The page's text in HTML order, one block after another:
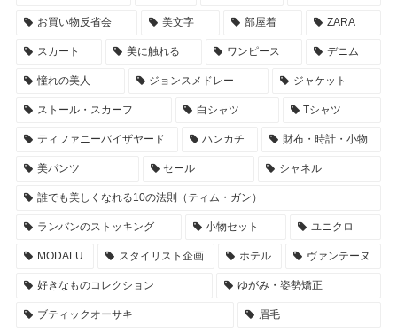
お買い物反省会 美文字 部屋着 ZARA
スカート 美に触れる ワンピース デニム
憧れの美人 ジョンスメドレー ジャケット
ストール・スカーフ 白シャツ Tシャツ
ティファニーバイザヤード ハンカチ 財布・時計・小物
美パンツ セール シャネル
誰でも美しくなれる10の法則（ティム・ガン）
ランバンのストッキング 小物セット ユニクロ
MODALU スタイリスト企画 ホテル ヴァンテーヌ
好きなものコレクション ゆがみ・姿勢矯正
ブティックオーサキ 眉毛